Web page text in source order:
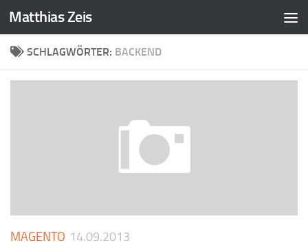
Zum Inhalt springen
Matthias Zeis
SCHLAGWÖRTER: BACKEND
MAGENTO 14.09.2013